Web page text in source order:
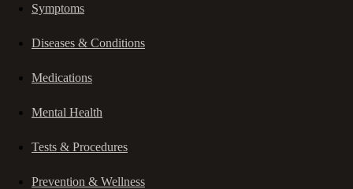
Symptoms
Diseases & Conditions
Medications
Mental Health
Tests & Procedures
Prevention & Wellness